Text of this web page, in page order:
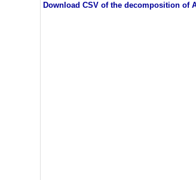
Download CSV of the decomposition of